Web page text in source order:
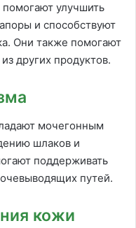
улучшить
и способствуют
Они также помогают
других продуктов.
мочегонным
шлаков и
поддерживать
путей.
кожи